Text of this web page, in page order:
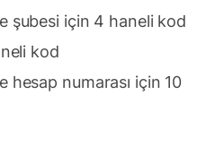
şubesi için 4 haneli kod
kod
hesap numarası için 10